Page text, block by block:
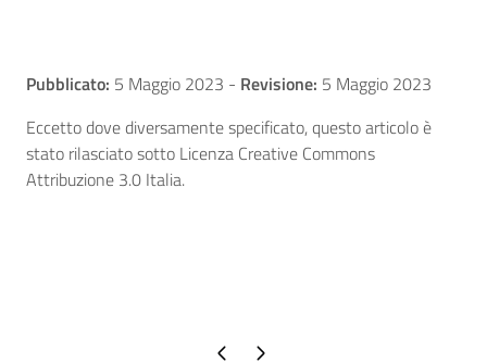
Pubblicato: 5 Maggio 2023 - Revisione: 5 Maggio 2023
Eccetto dove diversamente specificato, questo articolo è
stato rilasciato sotto Licenza Creative Commons
Attribuzione 3.0 Italia.
Pagina precedente
Pagina successiva